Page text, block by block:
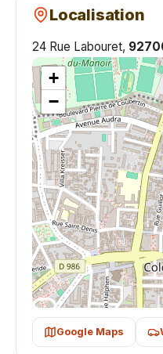
Localisation
24 Rue Labouret,
+
−
Google Maps